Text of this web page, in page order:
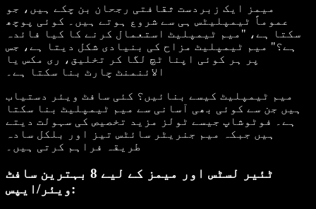
میمز ایک زبردست ثقافتی رجحان بن چکے ہیں، جو
عموماً ٹیمپلیٹس ہی سے شروع ہوتے ہیں۔ کوئی پوچھ
سکتا ہے، "میم ٹیمپلیٹ استعمال کرنے کا کیا فائدہ
ہے؟" میم ٹیمپلیٹ مزاح کی بنیادی شکل دیتا ہے، جس
پر ہر کوئی اپنا ٹچ لگا کر تخلیق، ری مکس یا
الائنمنٹ چارٹ بنا سکتا ہے۔
میم ٹیمپلیٹ کیسے بنائیں؟ کئی سافٹ ویئر دستیاب
ہیں جن سے کوئی بھی آسانی سے میم ٹیمپلیٹ بنا سکتا
ہے۔ فوٹوشاپ جیسے ٹولز مزید تخصیص کی سہولت دیتے
ہیں جبکہ میم جنریٹر سائٹس تیز اور بلکل سادہ
طریقہ فراہم کرتی ہیں۔
ٹئیر لسٹس اور میمز کے لیے 8 بہترین سافٹ
ویئر/ایپس: